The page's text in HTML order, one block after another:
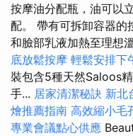
按摩油分配瓶，油可以
配。 帶有可拆卸容器的
和臉部乳液加熱至理想
底放鬆按摩 輕鬆安排下
裝包含5種天然Saloos
手... 居家清潔秘訣 新北
燴推薦指南 高效縮小毛
專業會議點心供應